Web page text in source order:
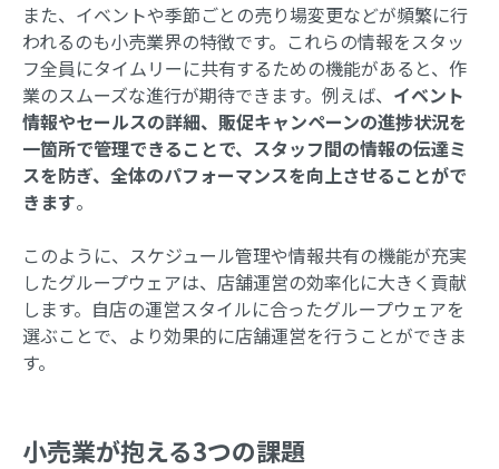
また、イベントや季節ごとの売り場変更などが頻繁に行
われるのも小売業界の特徴です。これらの情報をスタッ
フ全員にタイムリーに共有するための機能があると、作
業のスムーズな進行が期待できます。例えば、 イベント
情報やセールスの詳細、販促キャンペーンの進捗状況を
一箇所で管理できることで、スタッフ間の情報の伝達ミ
スを防ぎ、全体のパフォーマンスを向上させることがで
きます。
このように、スケジュール管理や情報共有の機能が充実
したグループウェアは、店舗運営の効率化に大きく貢献
します。自店の運営スタイルに合ったグループウェアを
選ぶことで、より効果的に店舗運営を行うことができま
す。
小売業が抱える3つの課題